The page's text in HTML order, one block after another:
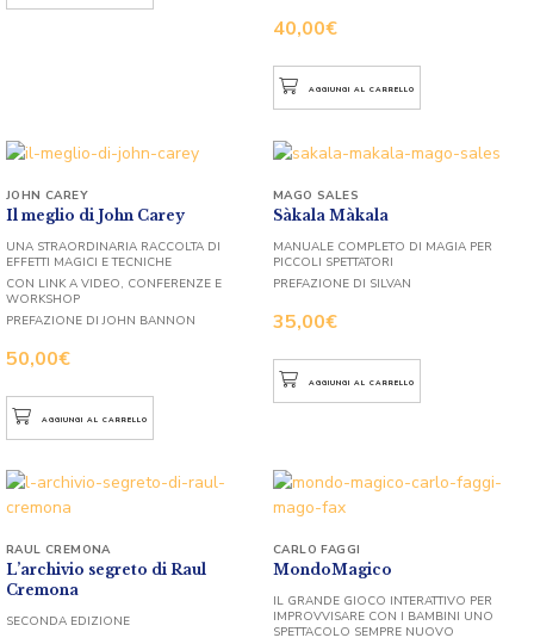
40,00€
AGGIUNGI AL CARRELLO
Il meglio di John Carey
50,00€
JOHN CAREY
UNA STRAORDINARIA RACCOLTA DI
EFFETTI MAGICI E TECNICHE
CON LINK A VIDEO, CONFERENZE E
WORKSHOP
PREFAZIONE DI JOHN BANNON
AGGIUNGI AL CARRELLO
Sàkala Màkala
35,00€
MAGO SALES
MANUALE COMPLETO DI MAGIA PER
PICCOLI SPETTATORI
PREFAZIONE DI SILVAN
AGGIUNGI AL CARRELLO
L’archivio segreto di Raul
Cremona
RAUL CREMONA
SECONDA EDIZIONE
MondoMagico
CARLO FAGGI
IL GRANDE GIOCO INTERATTIVO PER
IMPROVVISARE CON I BAMBINI UNO
SPETTACOLO SEMPRE NUOVO